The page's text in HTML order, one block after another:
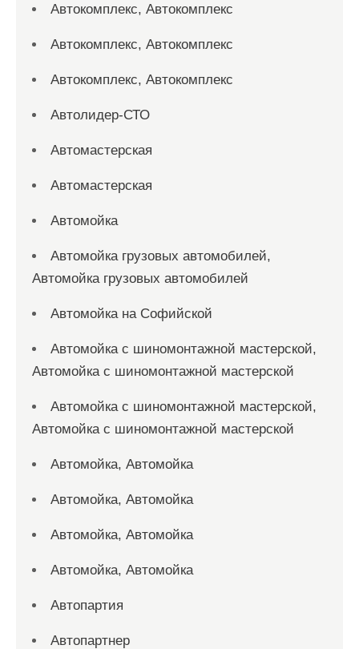
Автокомплекс, Автокомплекс
Автокомплекс, Автокомплекс
Автокомплекс, Автокомплекс
Автолидер-СТО
Автомастерская
Автомастерская
Автомойка
Автомойка грузовых автомобилей,
Автомойка грузовых автомобилей
Автомойка на Софийской
Автомойка с шиномонтажной мастерской,
Автомойка с шиномонтажной мастерской
Автомойка с шиномонтажной мастерской,
Автомойка с шиномонтажной мастерской
Автомойка, Автомойка
Автомойка, Автомойка
Автомойка, Автомойка
Автомойка, Автомойка
Автопартия
Автопартнер